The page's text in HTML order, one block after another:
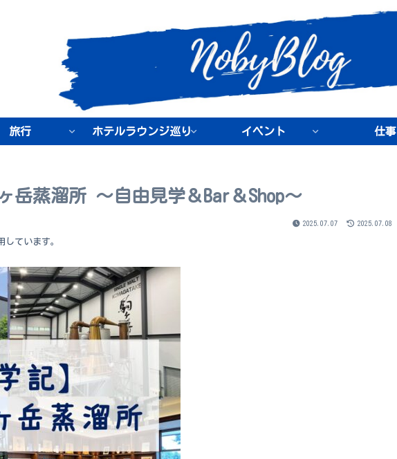
旅行 ホテルラウンジ巡り イベント 仕事
岳蒸溜所 ～自由見学＆Bar＆Shop～
2025.07.07 2025.07.08
ています。